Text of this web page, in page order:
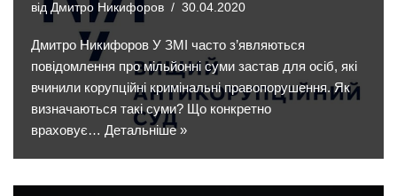
від Дмитро Никифоров 30.04.2020
Дмитро Никифоров У ЗМІ часто з’являються
повідомлення про мільйонні суми застав для осіб, які
вчинили корупційні кримінальні правопорушення. Як
визначаються такі суми? Що конкретно
враховує… Детальніше »